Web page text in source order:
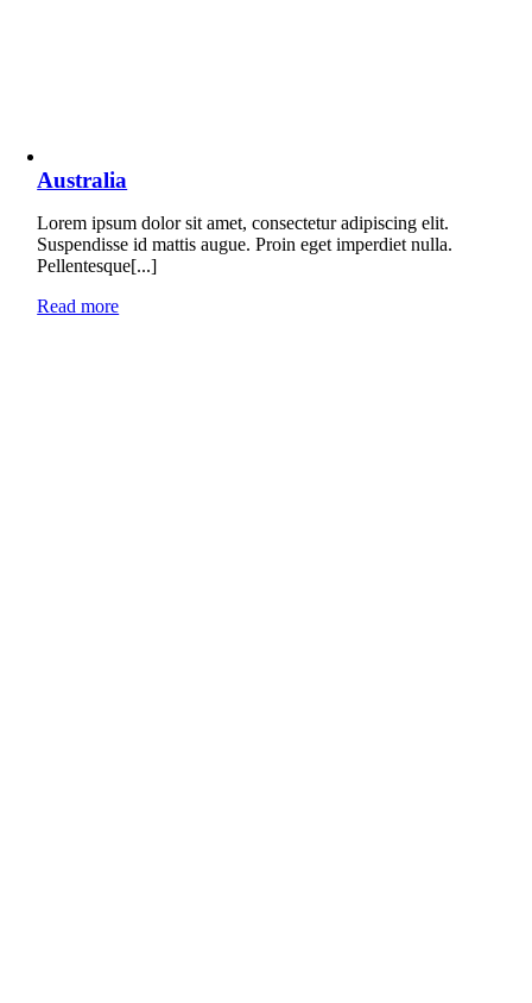
Australia
Lorem ipsum dolor sit amet, consectetur adipiscing elit.
Suspendisse id mattis augue. Proin eget imperdiet nulla.
Pellentesque[...]
Read more